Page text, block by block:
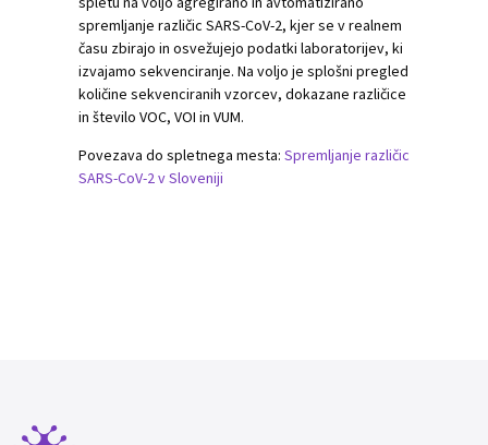
spremljanje različic SARS-CoV-2, kjer se v realnem
času zbirajo in osvežujejo podatki laboratorijev, ki
izvajamo sekvenciranje. Na voljo je splošni pregled
količine sekvenciranih vzorcev, dokazane različice
in število VOC, VOI in VUM.
Povezava do spletnega mesta: Spremljanje različic
SARS-CoV-2 v Sloveniji